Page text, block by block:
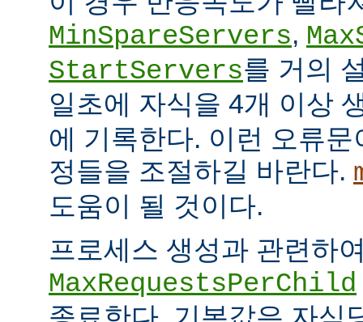
MinSpareServers,
StartServers를 거의
일초에 자식을 4개 이상
에 기록한다. 이런 오류
정들을 조절하길 바란다.
도움이 될 것이다.
프로세스 생성과 관련하
MaxRequestsPerChild